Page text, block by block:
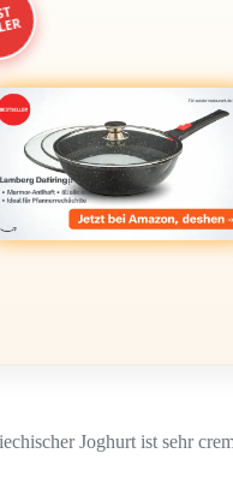
Joghurt ist sehr